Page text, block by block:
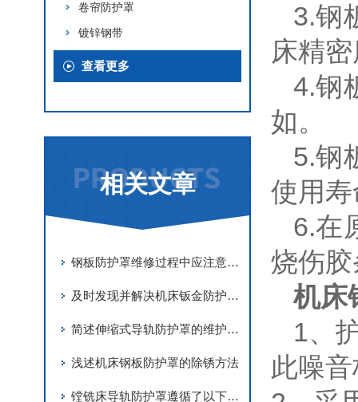
卷帘防护罩
镀锌钢带
查看更多
相关文章
钢板防护罩维修过程中应注意事项分享
及时发现并解决机床钣金防护罩故障可以有效提高机床的安全性
简述伸缩式导轨防护罩的维护保养方法
浅述机床钢板防护罩的除锈方法
镗铣床导轨防护罩遵循了以下要求进行设计
3.钢
床精
4.钢
如。
5.钢
使用
6.在
烧伤
机床
1、
此噪